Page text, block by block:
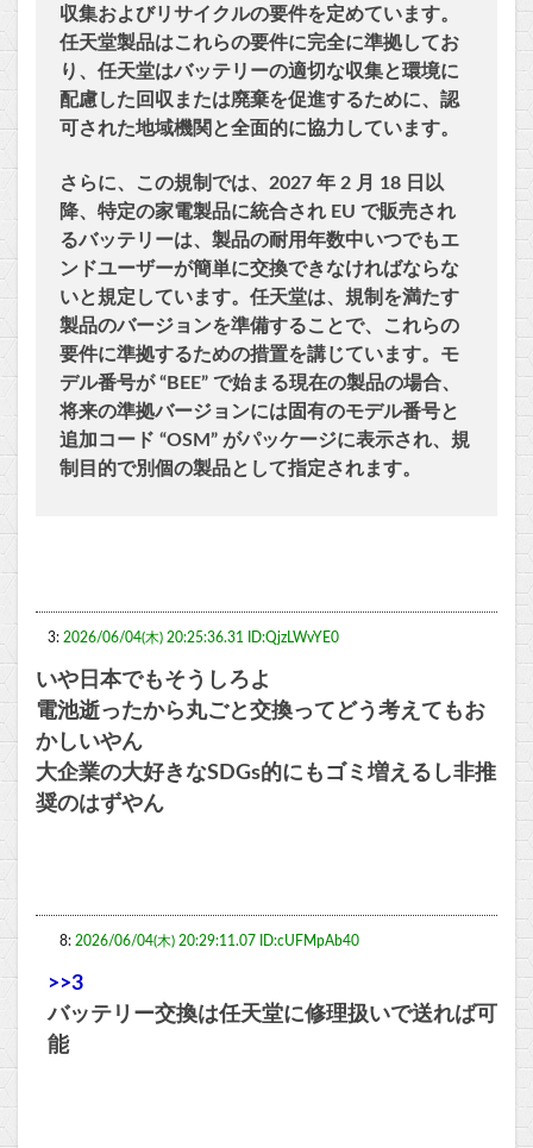
収集およびリサイクルの要件を定めています。
任天堂製品はこれらの要件に完全に準拠してお
り、任天堂はバッテリーの適切な収集と環境に
配慮した回収または廃棄を促進するために、認
可された地域機関と全面的に協力しています。
さらに、この規制では、2027 年 2 月 18 日以
降、特定の家電製品に統合され EU で販売され
るバッテリーは、製品の耐用年数中いつでもエ
ンドユーザーが簡単に交換できなければならな
いと規定しています。任天堂は、規制を満たす
製品のバージョンを準備することで、これらの
要件に準拠するための措置を講じています。モ
デル番号が “BEE” で始まる現在の製品の場合、
将来の準拠バージョンには固有のモデル番号と
追加コード “OSM” がパッケージに表示され、規
制目的で別個の製品として指定されます。
3: 2026/06/04(木) 20:25:36.31 ID:QjzLWvYE0
いや日本でもそうしろよ
電池逝ったから丸ごと交換ってどう考えてもお
かしいやん
大企業の大好きなSDGs的にもゴミ増えるし非推
奨のはずやん
8: 2026/06/04(木) 20:29:11.07 ID:cUFMpAb40
>>3
バッテリー交換は任天堂に修理扱いで送れば可
能